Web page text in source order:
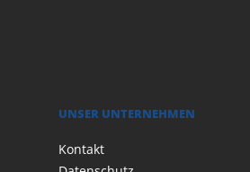
UNSER UNTERNEHMEN
Kontakt